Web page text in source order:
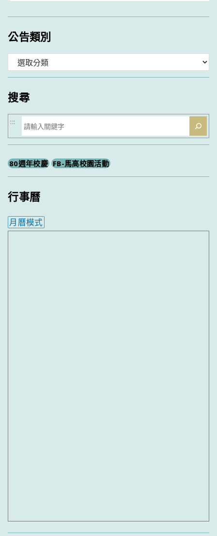
公告類別
類
搜尋
搜
尋
:::
80週年校慶 FB-馬高校園活動
行事曆
月曆模式